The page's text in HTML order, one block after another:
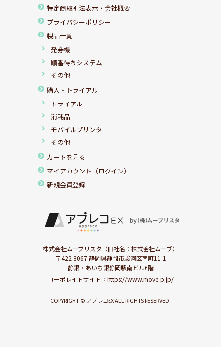
特定商取引法表示・会社概要
プライバシーポリシー
製品一覧
発券機
順番待ちシステム
その他
購入・トライアル
トライアル
消耗品
モバイルプリンタ
その他
カートを見る
マイアカウント（ログイン）
新規会員登録
株式会社ムーブリスタ（旧社名：株式会社ムーブ）
〒422-8067 静岡県静岡市駿河区南町11-1
静銀・あいち銀静岡駅南ビル6階
コーポレイトサイト： https://www.move-p.jp/
COPYRIGHT © アプレコEX ALL RIGHTS RESERVED.